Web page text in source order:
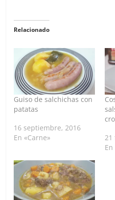
Relacionado
Guiso de salchichas con
patatas
16 septiembre, 2016
En «Carne»
21
En